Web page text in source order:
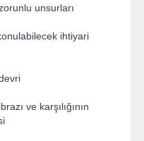
unsurları
ihtiyari
ve karşılığının